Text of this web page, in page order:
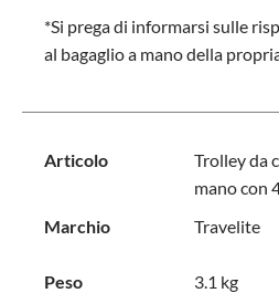
*Si prega di informarsi sulle
al bagaglio a mano della
Articolo
Trolley da
mano con
Marchio
Travelite
Peso 3.1 kg